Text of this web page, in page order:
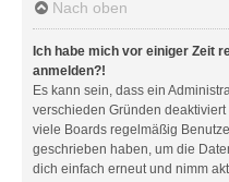
Nach oben
Ich habe mich vor einiger Zeit
anmelden?!
Es kann sein, dass ein
verschieden Gründen
viele Boards regelmäßig
geschrieben haben, um die
dich einfach erneut und nimm